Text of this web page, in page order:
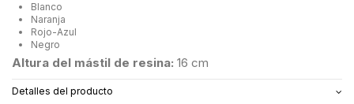
Blanco
Naranja
Rojo-Azul
Negro
Altura del mástil de resina: 16 cm
Detalles del producto